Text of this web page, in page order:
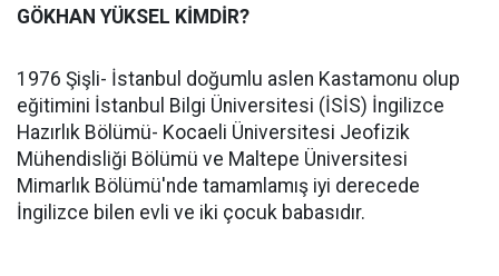
GÖKHAN YÜKSEL KİMDİR?
1976 Şişli- İstanbul doğumlu aslen Kastamonu olup
eğitimini İstanbul Bilgi Üniversitesi (İSİS) İngilizce
Hazırlık Bölümü- Kocaeli Üniversitesi Jeofizik
Mühendisliği Bölümü ve Maltepe Üniversitesi
Mimarlık Bölümü'nde tamamlamış iyi derecede
İngilizce bilen evli ve iki çocuk babasıdır.